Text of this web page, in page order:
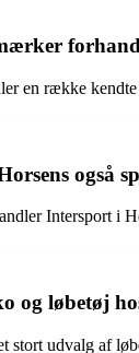
en række
også
Intersport i
og løbetøj
stort udvalg af